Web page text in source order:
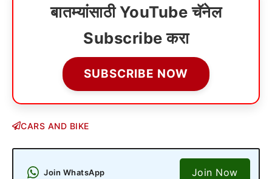
बातम्यांसाठी YouTube चॅनेल
Subscribe करा
SUBSCRIBE NOW
CARS AND BIKE
Join WhatsApp Join Now